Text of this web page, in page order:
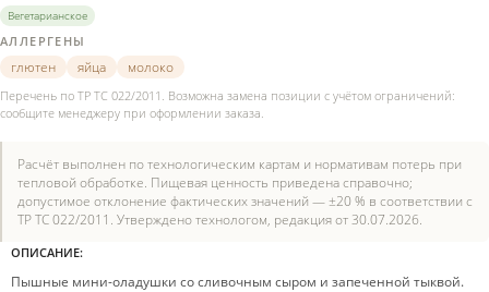
Вегетарианское
АЛЛЕРГЕНЫ
глютен
яйца
молоко
Перечень по ТР ТС 022/2011. Возможна замена позиции с учётом ограничений:
сообщите менеджеру при оформлении заказа.
Расчёт выполнен по технологическим картам и нормативам потерь при
тепловой обработке. Пищевая ценность приведена справочно;
допустимое отклонение фактических значений — ±20 % в соответствии с
ТР ТС 022/2011. Утверждено технологом, редакция от 30.07.2026.
ОПИСАНИЕ:
Пышные мини-оладушки со сливочным сыром и запеченной тыквой.